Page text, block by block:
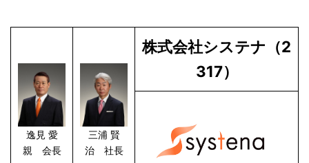
逸見 愛
親 会長
三浦 賢
治 社長
株式会社システナ（2
317）